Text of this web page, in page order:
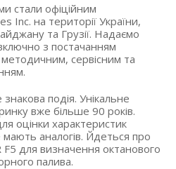
стали офіційним
Inc. на території України,
та Грузії. Надаємо
з постачанням
сервісним та
подія. Унікальне
вже більше 90 років.
оцінки характеристик
аналогів. Йдеться про
F5 для визначення октанового
палива.